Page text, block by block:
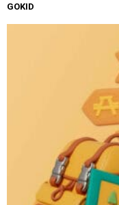
GOKID